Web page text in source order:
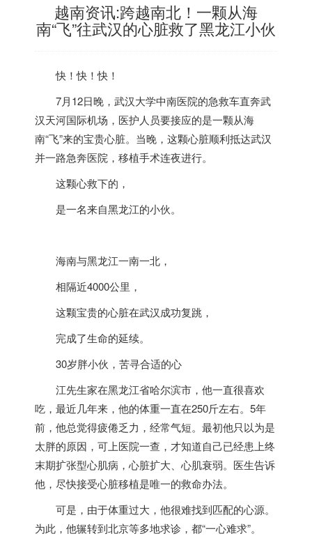
越南资讯:跨越南北！一颗从海
南“飞”往武汉的心脏救了黑龙江小伙
快！快！快！
7月12日晚，武汉大学中南医院的急救车直奔武
汉天河国际机场，医护人员要接应的是一颗从海
南“飞”来的宝贵心脏。当晚，这颗心脏顺利抵达武汉
并一路急奔医院，移植手术连夜进行。
这颗心救下的，
是一名来自黑龙江的小伙。
海南与黑龙江一南一北，
相隔近4000公里，
这颗宝贵的心脏在武汉成功复跳，
完成了生命的延续。
30岁胖小伙，苦寻合适的心
江先生家在黑龙江省哈尔滨市，他一直很喜欢
吃，最近几年来，他的体重一直在250斤左右。5年
前，他总觉得疲倦乏力，经常气短。最初他只以为是
太胖的原因，可上医院一查，才知道自己已经患上终
末期扩张型心肌病，心脏扩大、心肌衰弱。医生告诉
他，尽快接受心脏移植是唯一的救命办法。
可是，由于体重过大，他很难找到匹配的心源。
为此，他辗转到北京等多地求诊，都“一心难求”。